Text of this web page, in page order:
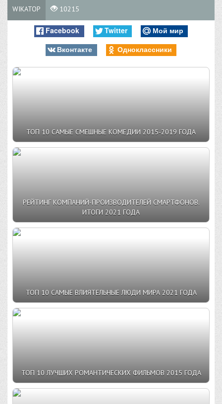
WIKATOP 10215
Facebook Twitter
Мой мир
Вконтакте
Одноклассники
ТОП 10 САМЫЕ СМЕШНЫЕ КОМЕДИИ 2015-2019 ГОДА
РЕЙТИНГ КОМПАНИЙ-ПРОИЗВОДИТЕЛЕЙ СМАРТФОНОВ.
ИТОГИ 2021 ГОДА
ТОП 10 САМЫЕ ВЛИЯТЕЛЬНЫЕ ЛЮДИ МИРА 2021 ГОДА
ТОП 10 ЛУЧШИХ РОМАНТИЧЕСКИХ ФИЛЬМОВ 2015 ГОДА